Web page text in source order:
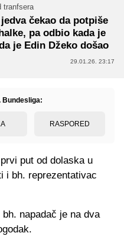
tranfsera
čekao da potpiše
pa odbio kada je
je Edin Džeko došao
29.01.26. 23:17
Bundesliga:
RASPORED
put od dolaska u
i bh. reprezentativac
napadač je na dva